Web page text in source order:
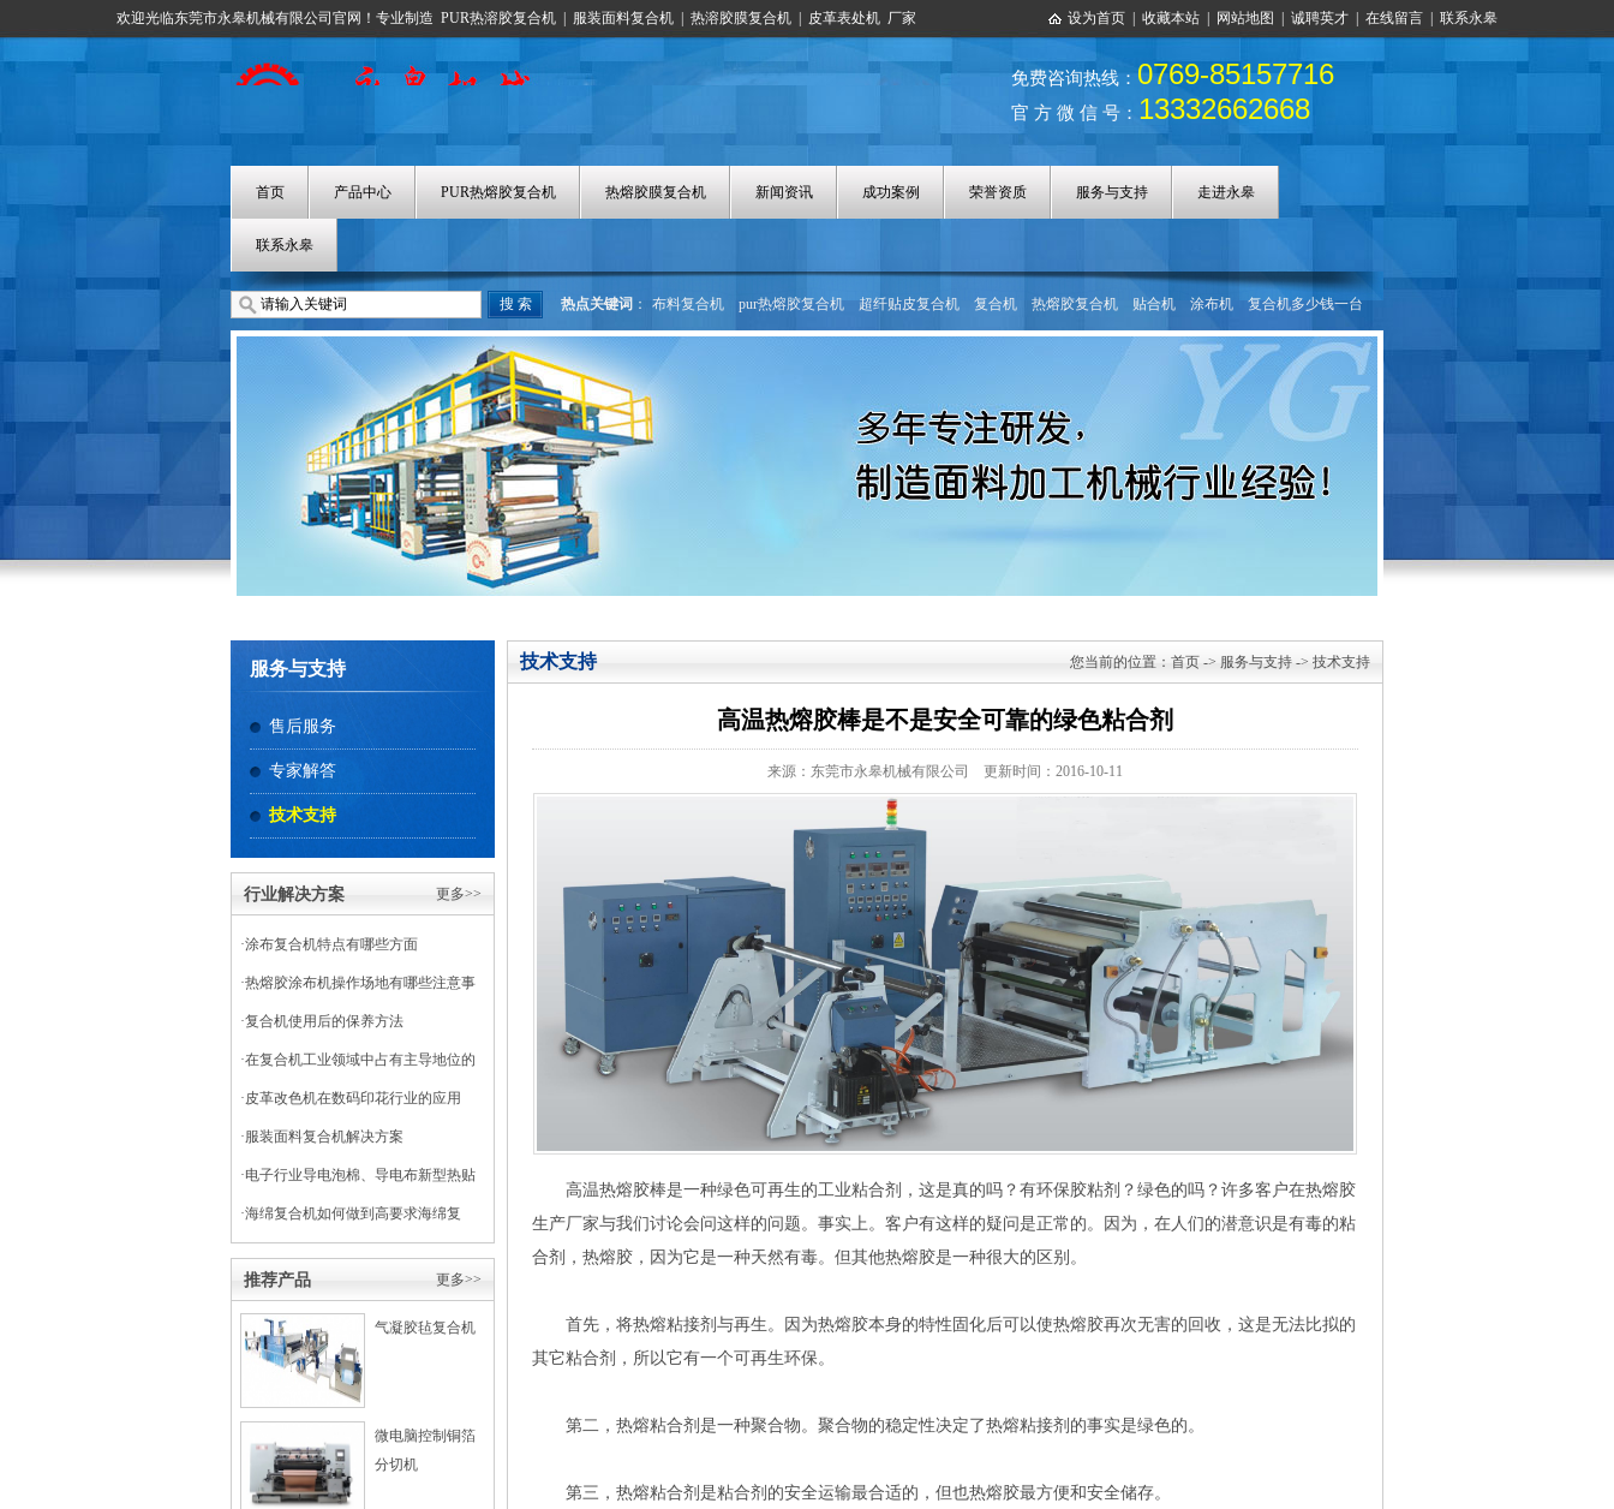
欢迎光临东莞市永皋机械有限公司官网！专业制造 PUR热溶胶复合机 服装面料复合机 热溶胶膜复合机 皮革表处机 厂家 设为首页 收藏本站 网站地图 诚聘英才 在线留言 联系永皋
免费咨询热线： 0769-85157716
官 方 微 信 号： 13332662668
首页 产品中心 PUR热熔胶复合机 热熔胶膜复合机 新闻资讯 成功案例 荣誉资质 服务与支持 走进永皋
联系永皋
热点关键词 ： 布料复合机 pur热熔胶复合机 超纤贴皮复合机 复合机 热熔胶复合机 贴合机 涂布机
复合机多少钱一台
热熔胶涂布机
热熔胶膜复合机
服务与支持
售后服务
专家解答
技术支持
更多>>
行业解决方案
·涂布复合机特点有哪些方面
·热熔胶涂布机操作场地有哪些注意事
项
·复合机使用后的保养方法
·在复合机工业领域中占有主导地位的
干式复合机
·皮革改色机在数码印花行业的应用
·服装面料复合机解决方案
·电子行业导电泡棉、导电布新型热贴
复合
·海绵复合机如何做到高要求海绵复
更多>>
推荐产品
气凝胶毡复合机
微电脑控制铜箔
分切机
您当前的位置： 首页 -> 服务与支持 -> 技术支持
技术支持
高温热熔胶棒是不是安全可靠的绿色粘合剂
来源：东莞市永皋机械有限公司 更新时间：2016-10-11
高温热熔胶棒是一种绿色可再生的工业粘合剂，这是真的吗？有环保胶粘剂？绿色的吗？许多客户在热熔胶
生产厂家与我们讨论会问这样的问题。事实上。客户有这样的疑问是正常的。因为，在人们的潜意识是有毒的粘
合剂，热熔胶，因为它是一种天然有毒。但其他热熔胶是一种很大的区别。
首先，将热熔粘接剂与再生。因为热熔胶本身的特性固化后可以使热熔胶再次无害的回收，这是无法比拟的
其它粘合剂，所以它有一个可再生环保。
第二，热熔粘合剂是一种聚合物。聚合物的稳定性决定了热熔粘接剂的事实是绿色的。
第三，热熔粘合剂是粘合剂的安全运输最合适的，但也热熔胶最方便和安全储存。